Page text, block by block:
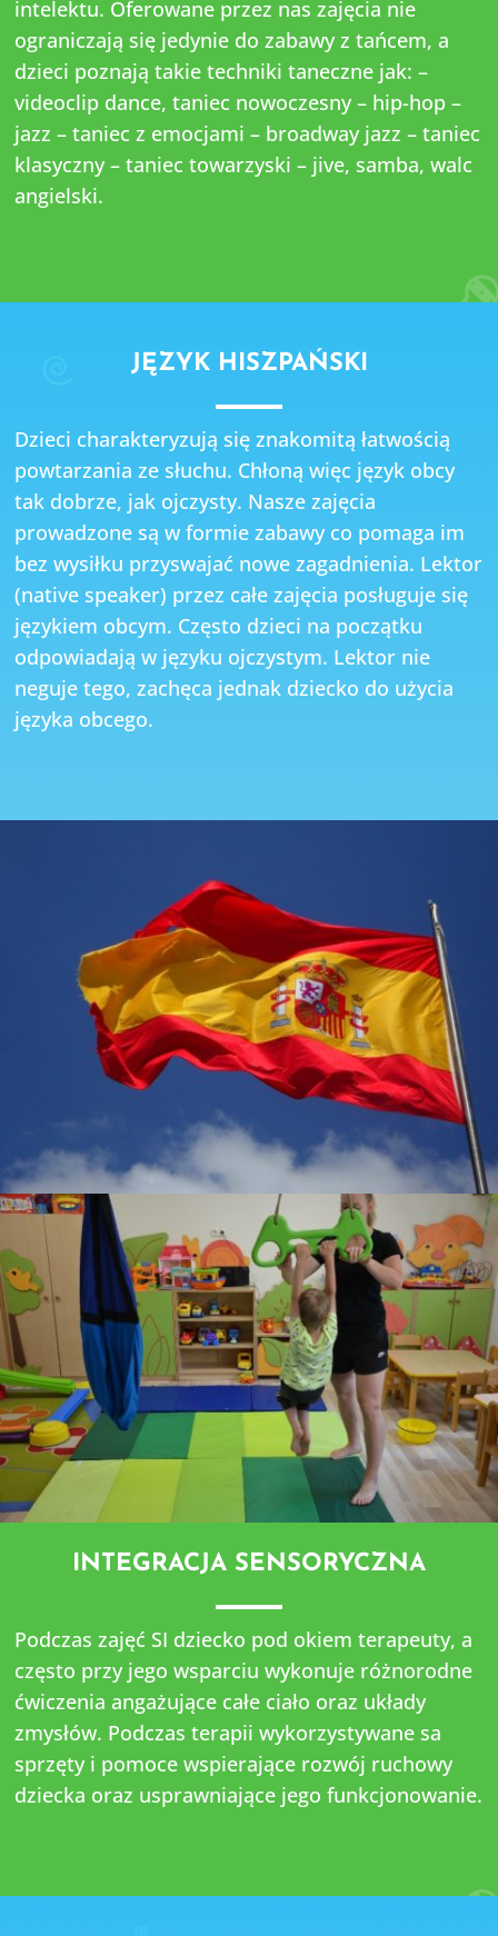
intelektu. Oferowane przez nas zajęcia nie
ograniczają się jedynie do zabawy z tańcem, a
dzieci poznają takie techniki taneczne jak: –
videoclip dance, taniec nowoczesny – hip-hop –
jazz – taniec z emocjami – broadway jazz – taniec
klasyczny – taniec towarzyski – jive, samba, walc
angielski.
JĘZYK HISZPAŃSKI
Dzieci charakteryzują się znakomitą łatwością
powtarzania ze słuchu. Chłoną więc język obcy
tak dobrze, jak ojczysty. Nasze zajęcia
prowadzone są w formie zabawy co pomaga im
bez wysiłku przyswajać nowe zagadnienia. Lektor
(native speaker) przez całe zajęcia posługuje się
językiem obcym. Często dzieci na początku
odpowiadają w języku ojczystym. Lektor nie
neguje tego, zachęca jednak dziecko do użycia
języka obcego.
INTEGRACJA SENSORYCZNA
Podczas zajęć SI dziecko pod okiem terapeuty, a
często przy jego wsparciu wykonuje różnorodne
ćwiczenia angażujące całe ciało oraz układy
zmysłów. Podczas terapii wykorzystywane sa
sprzęty i pomoce wspierające rozwój ruchowy
dziecka oraz usprawniające jego funkcjonowanie.